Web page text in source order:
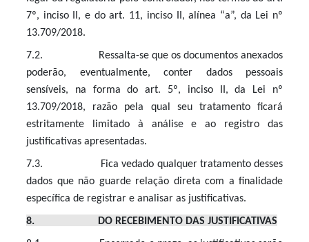
7º, inciso II, e do art. 11, inciso II, alínea “a”, da Lei nº
13.709/2018.
7.2. Ressalta-se que os documentos anexados
poderão, eventualmente, conter dados pessoais
sensíveis, na forma do art. 5º, inciso II, da Lei nº
13.709/2018, razão pela qual seu tratamento ficará
estritamente limitado à análise e ao registro das
justificativas apresentadas.
7.3. Fica vedado qualquer tratamento desses
dados que não guarde relação direta com a finalidade
específica de registrar e analisar as justificativas.
8. DO RECEBIMENTO DAS JUSTIFICATIVAS